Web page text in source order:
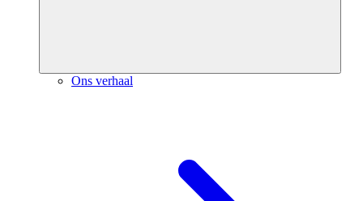
Ons verhaal